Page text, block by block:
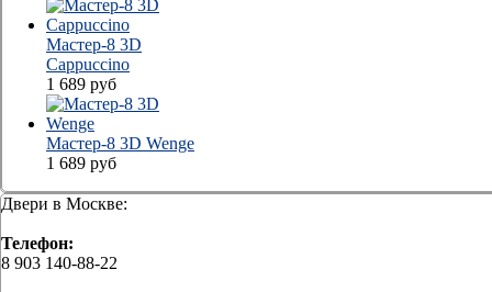
Мастер-8 3D
Cappuccino
1 689 руб
Мастер-8 3D Wenge
1 689 руб
Двери в Москве:
Телефон:
8 903 140-88-22